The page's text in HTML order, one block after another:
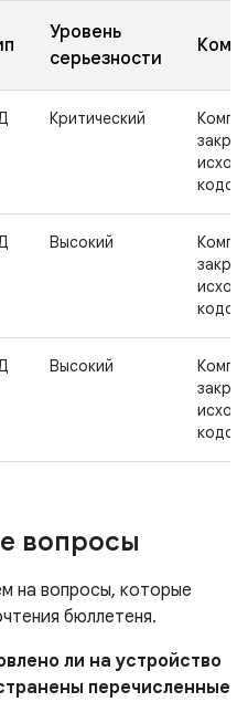
Уровень
серьезности
Критический
кодом
Высокий
кодом
Высокий
кодом
вопросы
на вопросы, которые
бюллетеня.
ли на устройство
перечисленные